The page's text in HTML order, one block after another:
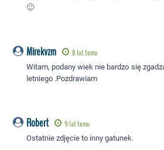
🙂
Mirekvzm 8 lat temu
Witam, podany wiek nie bardzo się
letniego .Pozdrawiam
Robert 9 lat temu
Ostatnie zdjęcie to inny gatunek.